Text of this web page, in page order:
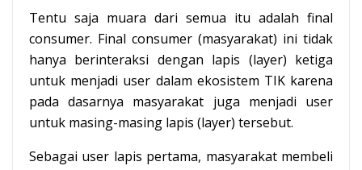
Tentu saja muara dari semua itu adalah final
consumer. Final consumer (masyarakat) ini tidak
hanya berinteraksi dengan lapis (layer) ketiga
untuk menjadi user dalam ekosistem TIK karena
pada dasarnya masyarakat juga menjadi user
untuk masing-masing lapis (layer) tersebut.
Sebagai user lapis pertama, masyarakat membeli